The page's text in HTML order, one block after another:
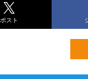
ポスト